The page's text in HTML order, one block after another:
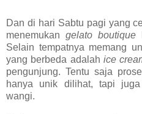
Dan di hari Sabtu pagi yang
menemukan gelato boutique
Selain tempatnya memang
yang berbeda adalah ice
pengunjung. Tentu saja
hanya unik dilihat, tapi
wangi.